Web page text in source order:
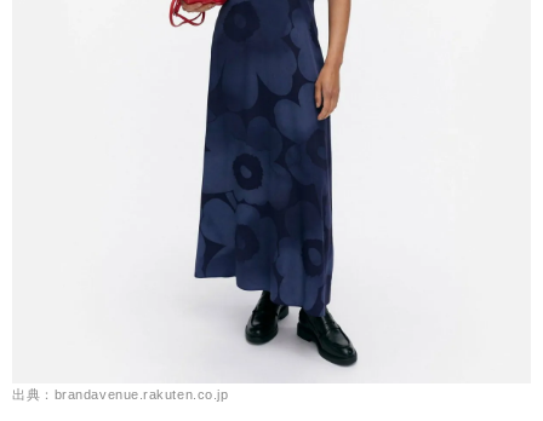
出典：brandavenue.rakuten.co.jp